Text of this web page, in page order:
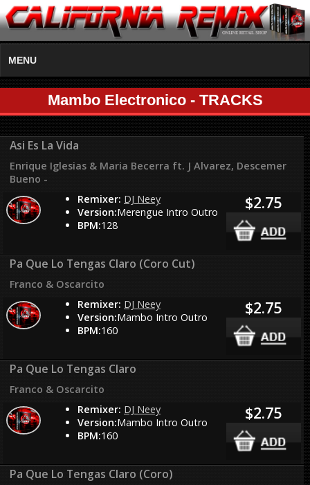
MENU
Mambo Electronico - TRACKS
Asi Es La Vida
Enrique Iglesias & Maria Becerra ft. J Alvarez, Descemer
Bueno -
Remixer: DJ Neey
Version:Merengue Intro Outro
BPM:128
$2.75
Pa Que Lo Tengas Claro (Coro Cut)
Franco & Oscarcito
Remixer: DJ Neey
Version:Mambo Intro Outro
BPM:160
$2.75
Pa Que Lo Tengas Claro
Franco & Oscarcito
Remixer: DJ Neey
Version:Mambo Intro Outro
BPM:160
$2.75
Pa Que Lo Tengas Claro (Coro)